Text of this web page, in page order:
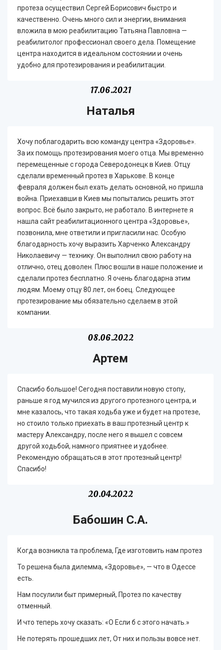
протеза осуществил Сергей Борисович быстро и
качественно. Очень много сил и энергии, внимания
вложила в мою реабилитацию Татьяна Павловна —
реабилитолог профессионал своего дела. Помещение
центра находится в идеальном состоянии и очень
удобно для протезирования и реабилитации.
17.06.2021
Наталья
Хочу поблагодарить всю команду центра «Здоровье».
За их помощь протезирования моего отца. Мы временно
перемещенные с города Северодонецк в Киев. Отцу
сделали временный протез в Харькове. В конце
февраля должен был ехать делать основной, но пришла
война. Приехавши в Киев мы попытались решить этот
вопрос. Всё было закрыто, не работало. В интернете я
нашла сайт реабилитационного центра «Здоровье»,
позвонила, мне ответили и пригласили нас. Особую
благодарность хочу выразить Харченко Александру
Николаевичу — технику. Он выполнил свою работу на
отлично, отец доволен. Плюс вошли в наше положение и
сделали протез бесплатно. Я очень благодарна этим
людям. Моему отцу 80 лет, он боец. Следующее
протезирование мы обязательно сделаем в этой
компании.
08.06.2022
Артем
Спасибо большое! Сегодня поставили новую стопу,
раньше я год мучился из другого протезного центра, и
мне казалось, что такая ходьба уже и будет на протезе,
но стоило только приехать в ваш протезный центр к
мастеру Александру, после него я вышел с совсем
другой ходьбой, намного приятнее и удобнее.
Рекомендую обращаться в этот протезный центр!
Спасибо!
20.04.2022
Бабошин С.А.
Когда возникла та проблема, Где изготовить нам протез
То решена была дилемма, «Здоровье», — что в Одессе
есть.
Нам посулили быт примерный, Протез по качеству
отменный.
И что теперь хочу сказать: «О Если б с этого начать.»
Не потерять прошедших лет, От них и пользы вовсе нет.